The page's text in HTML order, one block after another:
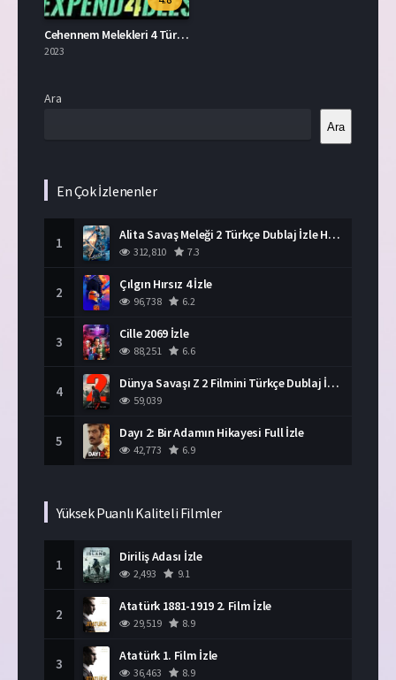
Cehennem Melekleri 4 Türkçe Dublaj İzle
2023
Ara
Ara
En Çok İzlenenler
1 Alita Savaş Meleği 2 Türkçe Dublaj İzle HD Film
312,810 7.3
2 Çılgın Hırsız 4 İzle
96,738 6.2
3 Cille 2069 İzle
88,251 6.6
4 Dünya Savaşı Z 2 Filmini Türkçe Dublaj İzle
59,039
5 Dayı 2: Bir Adamın Hikayesi Full İzle
42,773 6.9
Yüksek Puanlı Kaliteli Filmler
1 Diriliş Adası İzle
2,493 9.1
2 Atatürk 1881-1919 2. Film İzle
29,519 8.9
3 Atatürk 1. Film İzle
36,463 8.9